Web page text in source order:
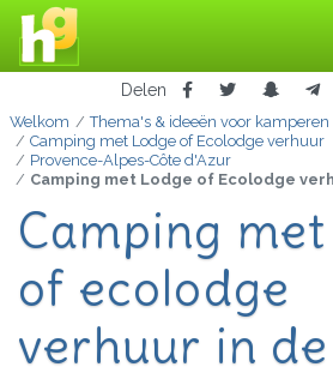
Delen
Welkom
Thema's & ideeën voor kamperen
Camping met Lodge of Ecolodge verhuur
Provence-Alpes-Côte d'Azur
Camping met Lodge of Ecolodge
Camping
of ecolodge
verhuur in